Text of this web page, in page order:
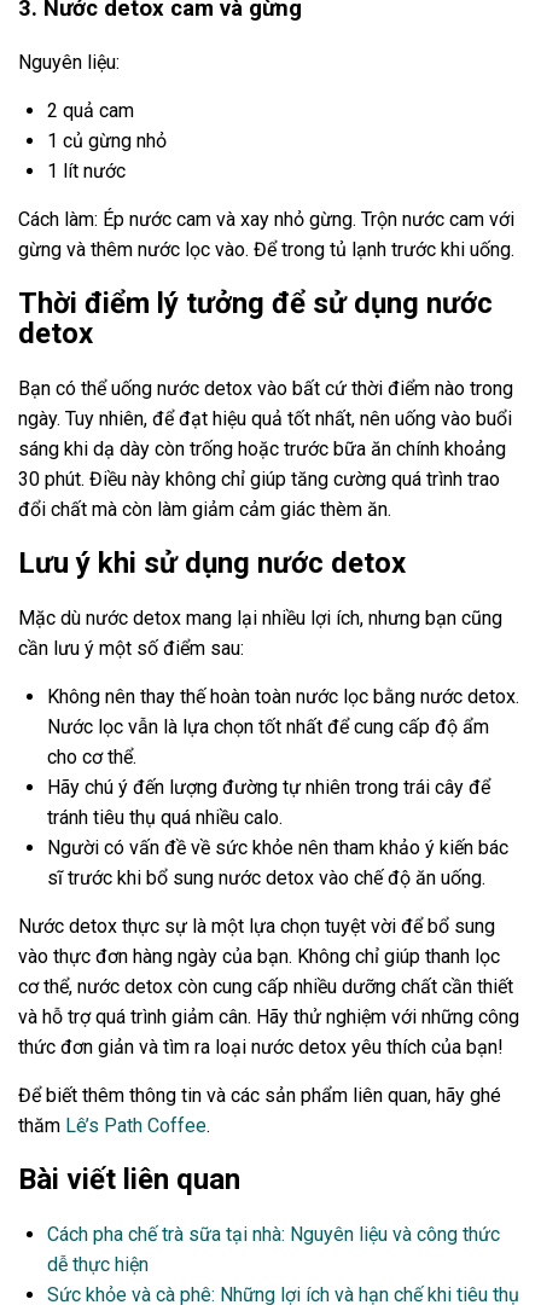
3. Nước detox cam và gừng
Nguyên liệu:
2 quả cam
1 củ gừng nhỏ
1 lít nước
Cách làm: Ép nước cam và xay nhỏ gừng. Trộn nước cam với
gừng và thêm nước lọc vào. Để trong tủ lạnh trước khi uống.
Thời điểm lý tưởng để sử dụng nước
detox
Bạn có thể uống nước detox vào bất cứ thời điểm nào trong
ngày. Tuy nhiên, để đạt hiệu quả tốt nhất, nên uống vào buổi
sáng khi dạ dày còn trống hoặc trước bữa ăn chính khoảng
30 phút. Điều này không chỉ giúp tăng cường quá trình trao
đổi chất mà còn làm giảm cảm giác thèm ăn.
Lưu ý khi sử dụng nước detox
Mặc dù nước detox mang lại nhiều lợi ích, nhưng bạn cũng
cần lưu ý một số điểm sau:
Không nên thay thế hoàn toàn nước lọc bằng nước detox.
Nước lọc vẫn là lựa chọn tốt nhất để cung cấp độ ẩm
cho cơ thể.
Hãy chú ý đến lượng đường tự nhiên trong trái cây để
tránh tiêu thụ quá nhiều calo.
Người có vấn đề về sức khỏe nên tham khảo ý kiến bác
sĩ trước khi bổ sung nước detox vào chế độ ăn uống.
Nước detox thực sự là một lựa chọn tuyệt vời để bổ sung
vào thực đơn hàng ngày của bạn. Không chỉ giúp thanh lọc
cơ thể, nước detox còn cung cấp nhiều dưỡng chất cần thiết
và hỗ trợ quá trình giảm cân. Hãy thử nghiệm với những công
thức đơn giản và tìm ra loại nước detox yêu thích của bạn!
Để biết thêm thông tin và các sản phẩm liên quan, hãy ghé
thăm Lê’s Path Coffee.
Bài viết liên quan
Cách pha chế trà sữa tại nhà: Nguyên liệu và công thức
dễ thực hiện
Sức khỏe và cà phê: Những lợi ích và hạn chế khi tiêu thụ